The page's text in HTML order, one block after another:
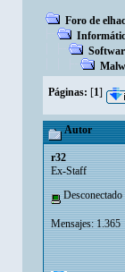
Foro de
Páginas: [1]
Autor
r32
Ex-Staff
Desconectado
Mensajes: 1.365